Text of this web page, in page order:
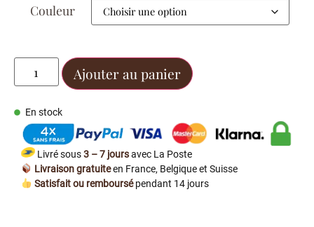
Couleur
Ajouter au panier
En stock
Livré sous3 – 7 joursavec La Poste
Livraison gratuiteen France, Belgique et Suisse
Satisfait ou remboursépendant 14 jours